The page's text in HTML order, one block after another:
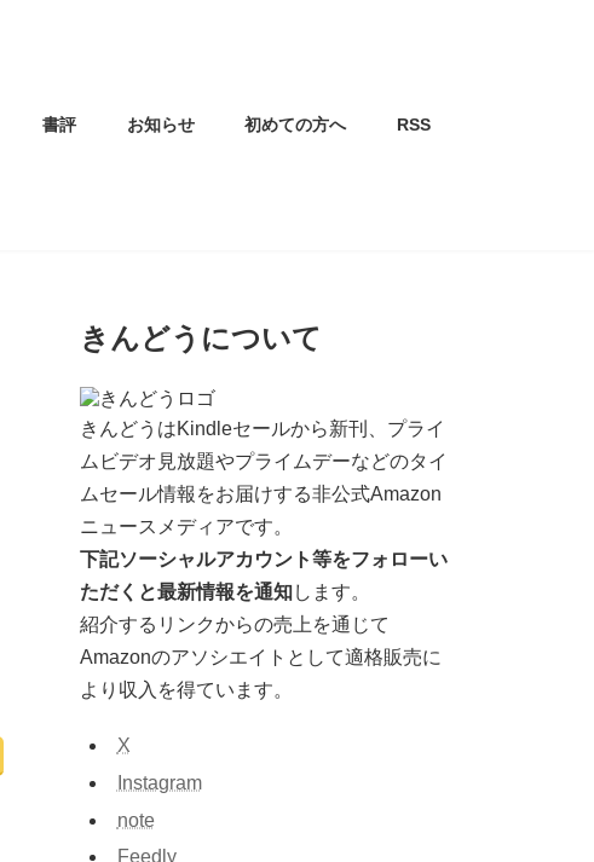
書評 お知らせ 初めての方へ RSS
きんどうについて
きんどうはKindleセールから新刊、プライ
ムビデオ見放題やプライムデーなどのタイ
ムセール情報をお届けする非公式Amazon
ニュースメディアです。
下記ソーシャルアカウント等をフォローい
ただくと最新情報を通知します。
紹介するリンクからの売上を通じて
Amazonのアソシエイトとして適格販売に
より収入を得ています。
X
Instagram
note
Feedly